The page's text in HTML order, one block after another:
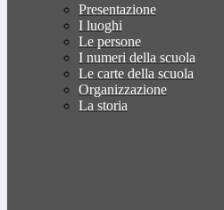
Presentazione
I luoghi
Le persone
I numeri della scuola
Le carte della scuola
Organizzazione
La storia